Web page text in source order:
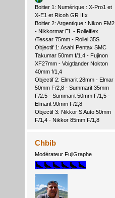
Boitier 1: Numérique : X-Pro1 et
X-E1 et Ricoh GR IIIx
Boitier 2: Argentique : Nikon FM2
- Nikkormat EL - Rolleiflex
/Tessar 75mm - Rollei 35S
Objectif 1: Asahi Pentax SMC
Takumar 50mm f/1.4 - Fujinon
XF27mm - Voigtlander Nokton
40mm f/1,4
Objectif 2: Elmarit 28mm - Elmar
50mm F/2,8 - Summarit 35mm
F/2.5 - Summarit 50mm F/1,5 -
Elmarit 90mm F/2,8
Objectif 3: Nikkor S Auto 50mm
F/1,4 - Nikkor 85mm F/1,8
Chbib
Modérateur FujiGraphe